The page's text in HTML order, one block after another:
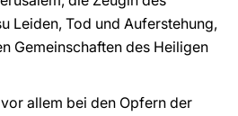
Leiden, Tod und Auferstehung,
Gemeinschaften des Heiligen
allem bei den Opfern der